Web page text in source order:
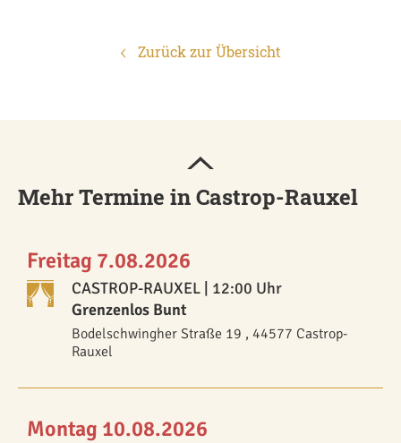
Zurück zur Übersicht
Mehr Termine in Castrop-Rauxel
Freitag 7.08.2026
CASTROP-RAUXEL | 12:00 Uhr
Grenzenlos Bunt
Bodelschwingher Straße 19 , 44577 Castrop-
Rauxel
Montag 10.08.2026